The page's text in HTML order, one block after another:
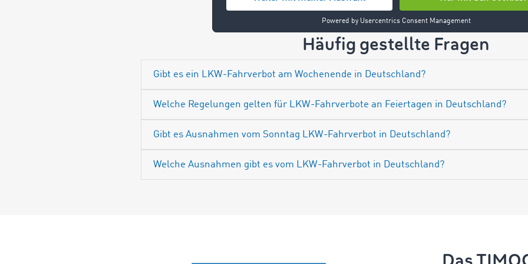
Häufig gestellte Fragen
Gibt es ein LKW-Fahrverbot am Wochenende in Deutschland?
Welche Regelungen gelten für LKW-Fahrverbote an Feiertagen in Deutschland?
Gibt es Ausnahmen vom Sonntag LKW-Fahrverbot in Deutschland?
Welche Ausnahmen gibt es vom LKW-Fahrverbot in Deutschland?